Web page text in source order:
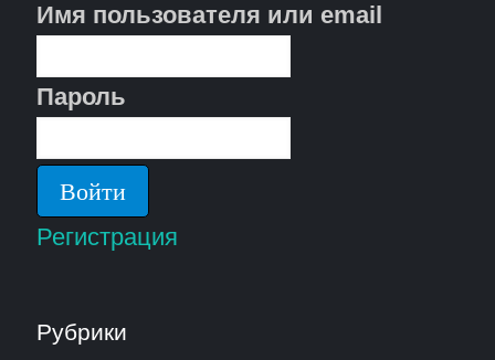
Имя пользователя или email
Пароль
Регистрация
Рубрики